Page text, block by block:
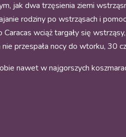
jak dwa trzęsienia ziemi
rodziny po wstrząsach i
wciąż targały się
przespała nocy do wtorku, 30
nawet w najgorszych